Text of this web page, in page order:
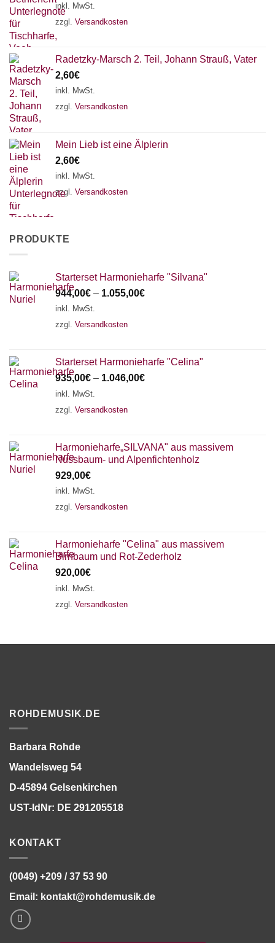
inkl. MwSt.
zzgl. Versandkosten
Radetzky-Marsch 2. Teil, Johann Strauß, Vater
2,60€
inkl. MwSt.
zzgl. Versandkosten
Mein Lieb ist eine Älplerin
2,60€
inkl. MwSt.
zzgl. Versandkosten
PRODUKTE
Starterset Harmonieharfe "Silvana"
944,00€ – 1.055,00€
inkl. MwSt.
zzgl. Versandkosten
Starterset Harmonieharfe "Celina"
935,00€ – 1.046,00€
inkl. MwSt.
zzgl. Versandkosten
Harmonieharfe„SILVANA" aus massivem
Nussbaum- und Alpenfichtenholz
929,00€
inkl. MwSt.
zzgl. Versandkosten
Harmonieharfe "Celina" aus massivem
Birnbaum und Rot-Zederholz
920,00€
inkl. MwSt.
zzgl. Versandkosten
ROHDEMUSIK.DE
Barbara Rohde
Wandelsweg 54
D-45894 Gelsenkirchen
UST-IdNr: DE 291205518
KONTAKT
(0049) +209 / 37 53 90
Email: kontakt@rohdemusik.de